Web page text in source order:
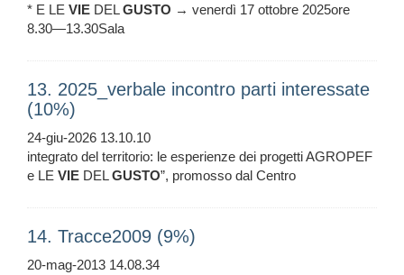
* E LE VIE DELGUSTO → venerdì 17 ottobre 2025ore
8.30—13.30Sala
13. 2025_verbale incontro parti interessate
(10%)
24-giu-2026 13.10.10
integrato del territorio: le esperienze dei progetti AGROPEF
e LE VIE DELGUSTO”, promosso dal Centro
14. Tracce2009 (9%)
20-mag-2013 14.08.34